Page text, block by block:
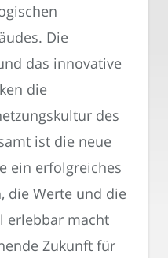
Die
das innovative
die
des
ist die neue
ein erfolgreiches
die Werte und die
erlebbar macht
Zukunft für